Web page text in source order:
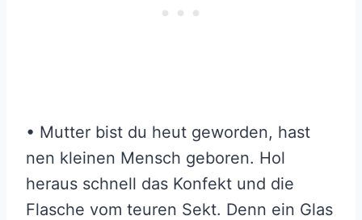
• Mutter bist du heut geworden, hast
nen kleinen Mensch geboren. Hol
heraus schnell das Konfekt und die
Flasche vom teuren Sekt. Denn ein Glas